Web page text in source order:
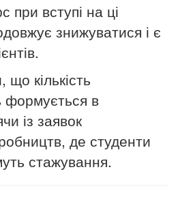
при вступі на ці
знижуватися і є
кількість
формується в
із заявок
де студенти
стажування.